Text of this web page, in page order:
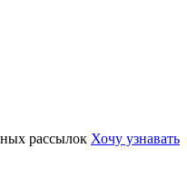
рассылок Хочу узнавать